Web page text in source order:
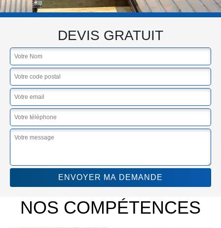
DEVIS GRATUIT
NOS COMPÉTENCES